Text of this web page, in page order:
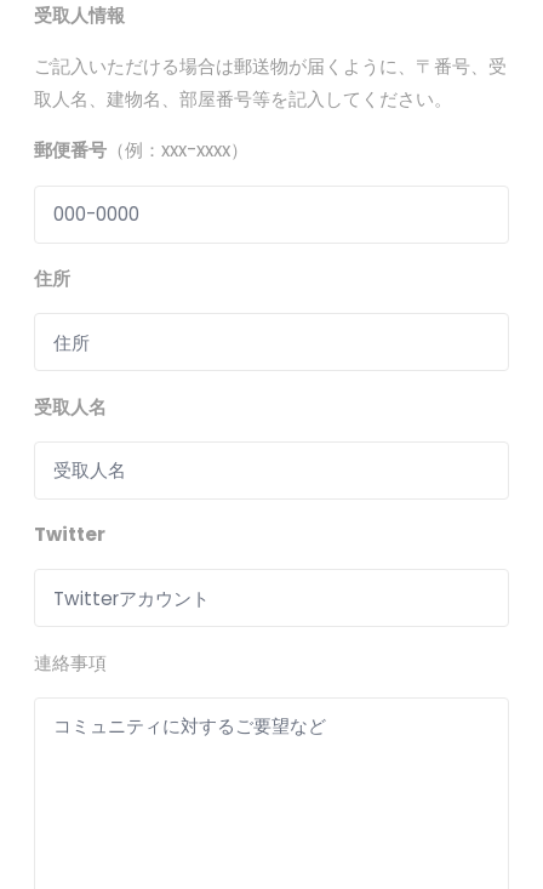
受取人情報
ご記入いただける場合は郵送物が届くように、〒番号、受
取人名、建物名、部屋番号等を記入してください。
郵便番号（例：xxx-xxxx）
住所
受取人名
Twitter
連絡事項